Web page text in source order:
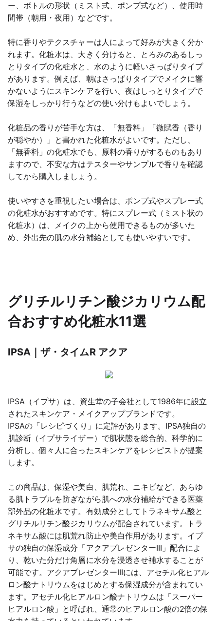
ー、ボトルの形状（ミスト式、ポンプ式など）、使用時
間帯（朝用・夜用）などです。
特に香りやテクスチャーは人によって好みが大きく分か
れます。化粧水は、大きく分けると、とろみのあるしっ
とりタイプの化粧水と、水のように軽いさっぱりタイプ
があります。例えば、朝はさっぱりタイプでメイクに響
かないようにスキンケアを行い、夜はしっとりタイプで
保湿をしっかり行うなどの使い分けもよいでしょう。
化粧品の香りが苦手な方は、「無香料」「微賦香（香り
が穏やか）」と書かれた化粧水がよいです。ただし、
「無香料」の化粧水でも、原料の香りがするものもあり
ますので、不安な方はテスターやサンプルで香りを確認
してから購入しましょう。
使いやすさを重視したい場合は、ポンプ式やスプレー式
の化粧水がおすすめです。特にスプレー式（ミスト状の
化粧水）は、メイクの上から使用できるものが多いた
め、外出先の肌の水分補給としても使いやすいです。
グリチルリチン酸ジカリウム配
合おすすめ化粧水11選
IPSA｜ザ・タイムR アクア
IPSA（イプサ）は、資生堂の子会社として1986年に設立
されたスキンケア・メイクアップブランドです。
IPSAの「レシピづくり」に定評があります。IPSA独自の
肌診断（イプサライザー）で肌状態を総合的、科学的に
分析し、個々人に合ったスキンケアをレシピストが提案
します。
この商品は、保湿や美白、肌荒れ、ニキビなど、あらゆ
る肌トラブルを防ぎながら肌への水分補給ができる医薬
部外品の化粧水です。有効成分としてトラネキサム酸と
グリチルリチン酸ジカリウムが配合されています。トラ
ネキサム酸には肌荒れ防止や美白作用があります。イプ
サの独自の保湿成分「アクアプレゼンターIII」配合によ
り、乾いた分だけ角層に水分を浸透させ補水することが
可能です。アクアプレゼンターIIIには、アセチル化ヒアル
ロン酸ナトリウムをはじめとする保湿成分が含まれてい
ます。アセチル化ヒアルロン酸ナトリウムは「スーパー
ヒアルロン酸」と呼ばれ、通常のヒアルロン酸の2倍の保